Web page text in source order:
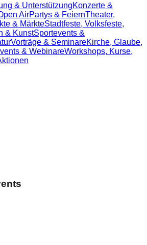
& UnterstützungKonzerte &
AirPartys & FeiernTheater,
& MärkteStadtfeste, Volksfeste,
& KunstSportevents &
Vorträge & SeminareKirche, Glaube,
& WebinareWorkshops, Kurse,